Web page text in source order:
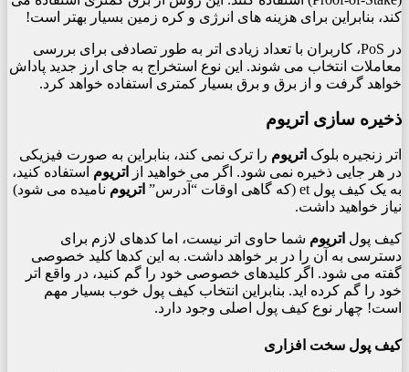
کند، بنابراین برای هزینه های انرژی و کره زمین بسیار بهتر است!
در PoS، کاربران با تعداد زیادی اتر به طور تصادفی برای بررسی
معاملات انتخاب می شوند. این نوع استخراج به جای ارز جدید پاداش
خواهد گرفت و از برق و برق بسیار کمتری استفاده خواهد کرد.
ذخیره سازی اتریوم
اتر زنجیره بلوک اتریوم را ترک نمی کند، بنابراین به صورت فیزیکی
در هر جایی ذخیره نمی شود. اگر می خواهید از
اتریوم استفاده کنید،
به یک کیف پول et (که گاهی اوقات “آدرس”
اتریوم نامیده می شود)
نیاز خواهید داشت.
کیف پول اتریوم شما حاوی اتر نیست، اما کدهای لازم برای
دسترسی به آن را در بر خواهد داشت. به این کدها کلید خصوصی
گفته می شود. اگر کلیدهای خصوصی خود را گم کنید، در واقع اتر
خود را گم کرده اید. بنابراین انتخاب کیف پول خوب بسیار مهم
است! چهار نوع کیف پول اصلی وجود دارد.
کیف پول سخت افزاری